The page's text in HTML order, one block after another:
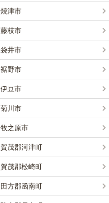
焼津市
藤枝市
袋井市
裾野市
伊豆市
菊川市
牧之原市
賀茂郡河津町
賀茂郡松崎町
田方郡函南町